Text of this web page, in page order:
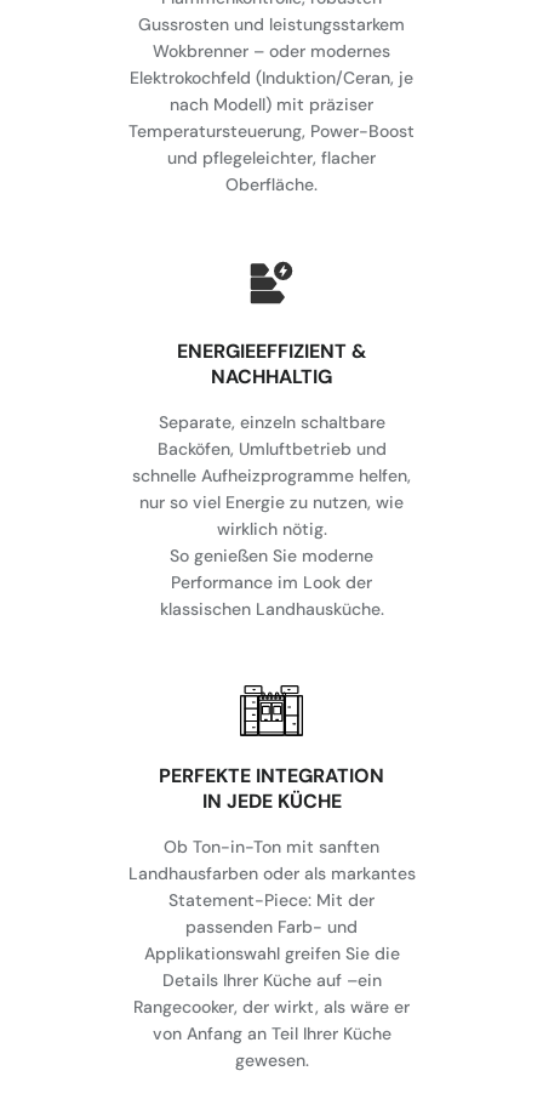
Gussrosten und leistungsstarkem
Wokbrenner – oder modernes
Elektrokochfeld (Induktion/Ceran, je
nach Modell) mit präziser
Temperatursteuerung, Power-Boost
und pflegeleichter, flacher
Oberfläche.
⁠ENERGIEEFFIZIENT &
NACHHALTIG
Separate, einzeln schaltbare
Backöfen, Umluftbetrieb und
schnelle Aufheizprogramme helfen,
nur so viel Energie zu nutzen, wie
wirklich nötig.
So genießen Sie moderne
Performance im Look der
klassischen Landhausküche.
⁠PERFEKTE INTEGRATION
IN JEDE KÜCHE
Ob Ton-in-Ton mit sanften
Landhausfarben oder als markantes
Statement-Piece: Mit der
passenden Farb- und
Applikationswahl greifen Sie die
Details Ihrer Küche auf –ein
Rangecooker, der wirkt, als wäre er
von Anfang an Teil Ihrer Küche
gewesen.